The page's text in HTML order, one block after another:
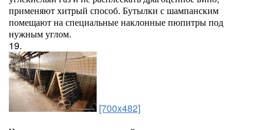
применяют хитрый способ. Бутылки с шампанским
помещают на специальные наклонные пюпитры под
нужным углом.
19.
[700x482]